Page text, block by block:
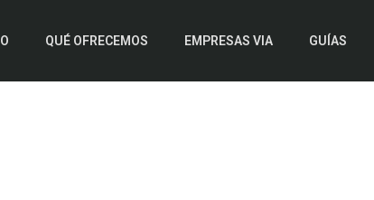
QUÉ OFRECEMOS EMPRESAS VIA GUÍAS